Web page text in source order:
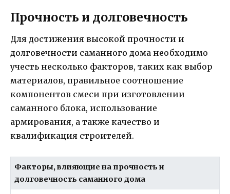
Прочность и долговечность
Для достижения высокой прочности и
долговечности саманного дома необходимо
учесть несколько факторов, таких как выбор
материалов, правильное соотношение
компонентов смеси при изготовлении
саманного блока, использование
армирования, а также качество и
квалификация строителей.
Факторы, влияющие на прочность и
долговечность саманного дома